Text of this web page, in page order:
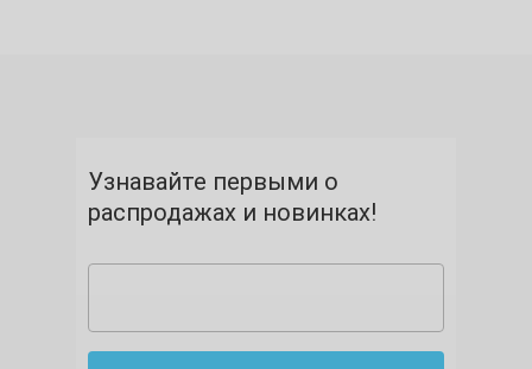
Узнавайте первыми о
распродажах и новинках!